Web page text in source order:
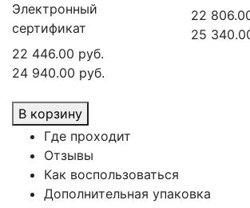
Электронный
сертификат
22 446.00 руб.
24 940.00 руб.
22
25
В корзину
Где проходит
Отзывы
Как воспользоваться
Дополнительная упаковка